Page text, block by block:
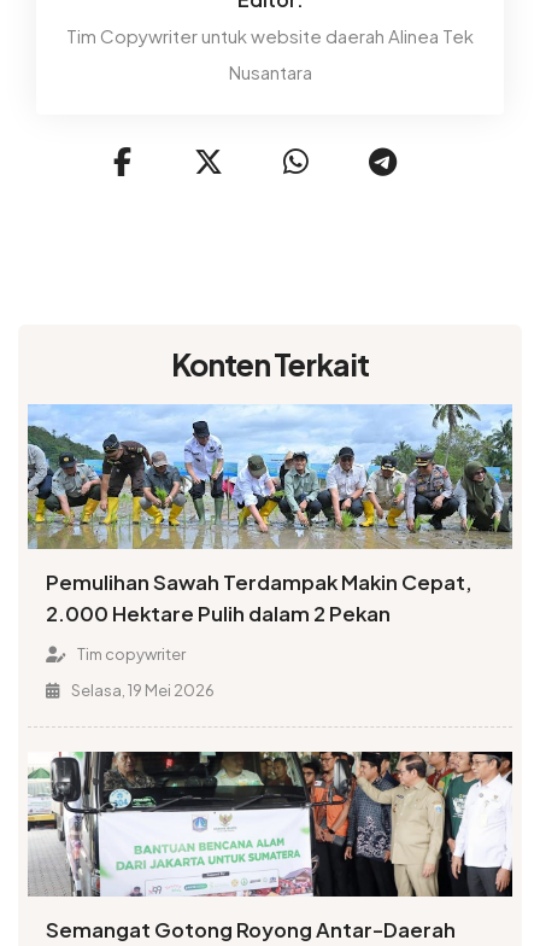
Tim Copywriter untuk website daerah Alinea Tek
Nusantara
Konten Terkait
Pemulihan Sawah Terdampak Makin Cepat,
2.000 Hektare Pulih dalam 2 Pekan
Tim copywriter
Selasa, 19 Mei 2026
Semangat Gotong Royong Antar-Daerah